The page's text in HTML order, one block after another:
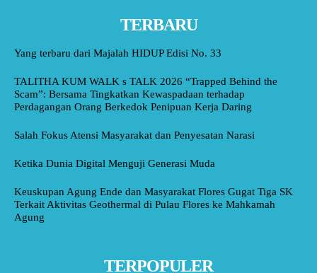
TERBARU
Yang terbaru dari Majalah HIDUP Edisi No. 33
TALITHA KUM WALK s TALK 2026 “Trapped Behind the
Scam”: Bersama Tingkatkan Kewaspadaan terhadap
Perdagangan Orang Berkedok Penipuan Kerja Daring
Salah Fokus Atensi Masyarakat dan Penyesatan Narasi
Ketika Dunia Digital Menguji Generasi Muda
Keuskupan Agung Ende dan Masyarakat Flores Gugat Tiga SK
Terkait Aktivitas Geothermal di Pulau Flores ke Mahkamah
Agung
TERPOPULER